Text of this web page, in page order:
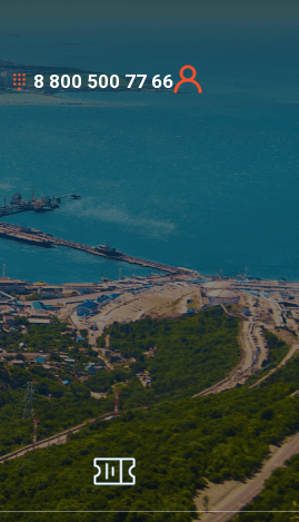
8 800 500 77 66